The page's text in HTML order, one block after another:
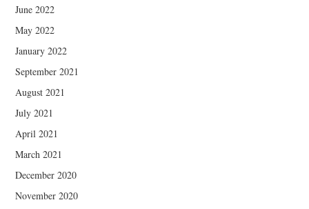
June 2022
May 2022
January 2022
September 2021
August 2021
July 2021
April 2021
March 2021
December 2020
November 2020